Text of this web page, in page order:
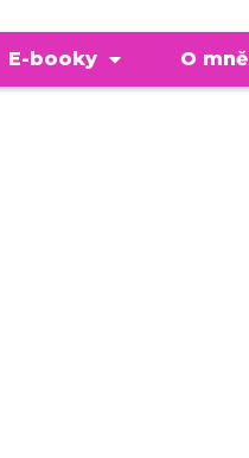
E-booky O mně